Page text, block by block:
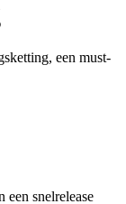
een must-
een snelrelease